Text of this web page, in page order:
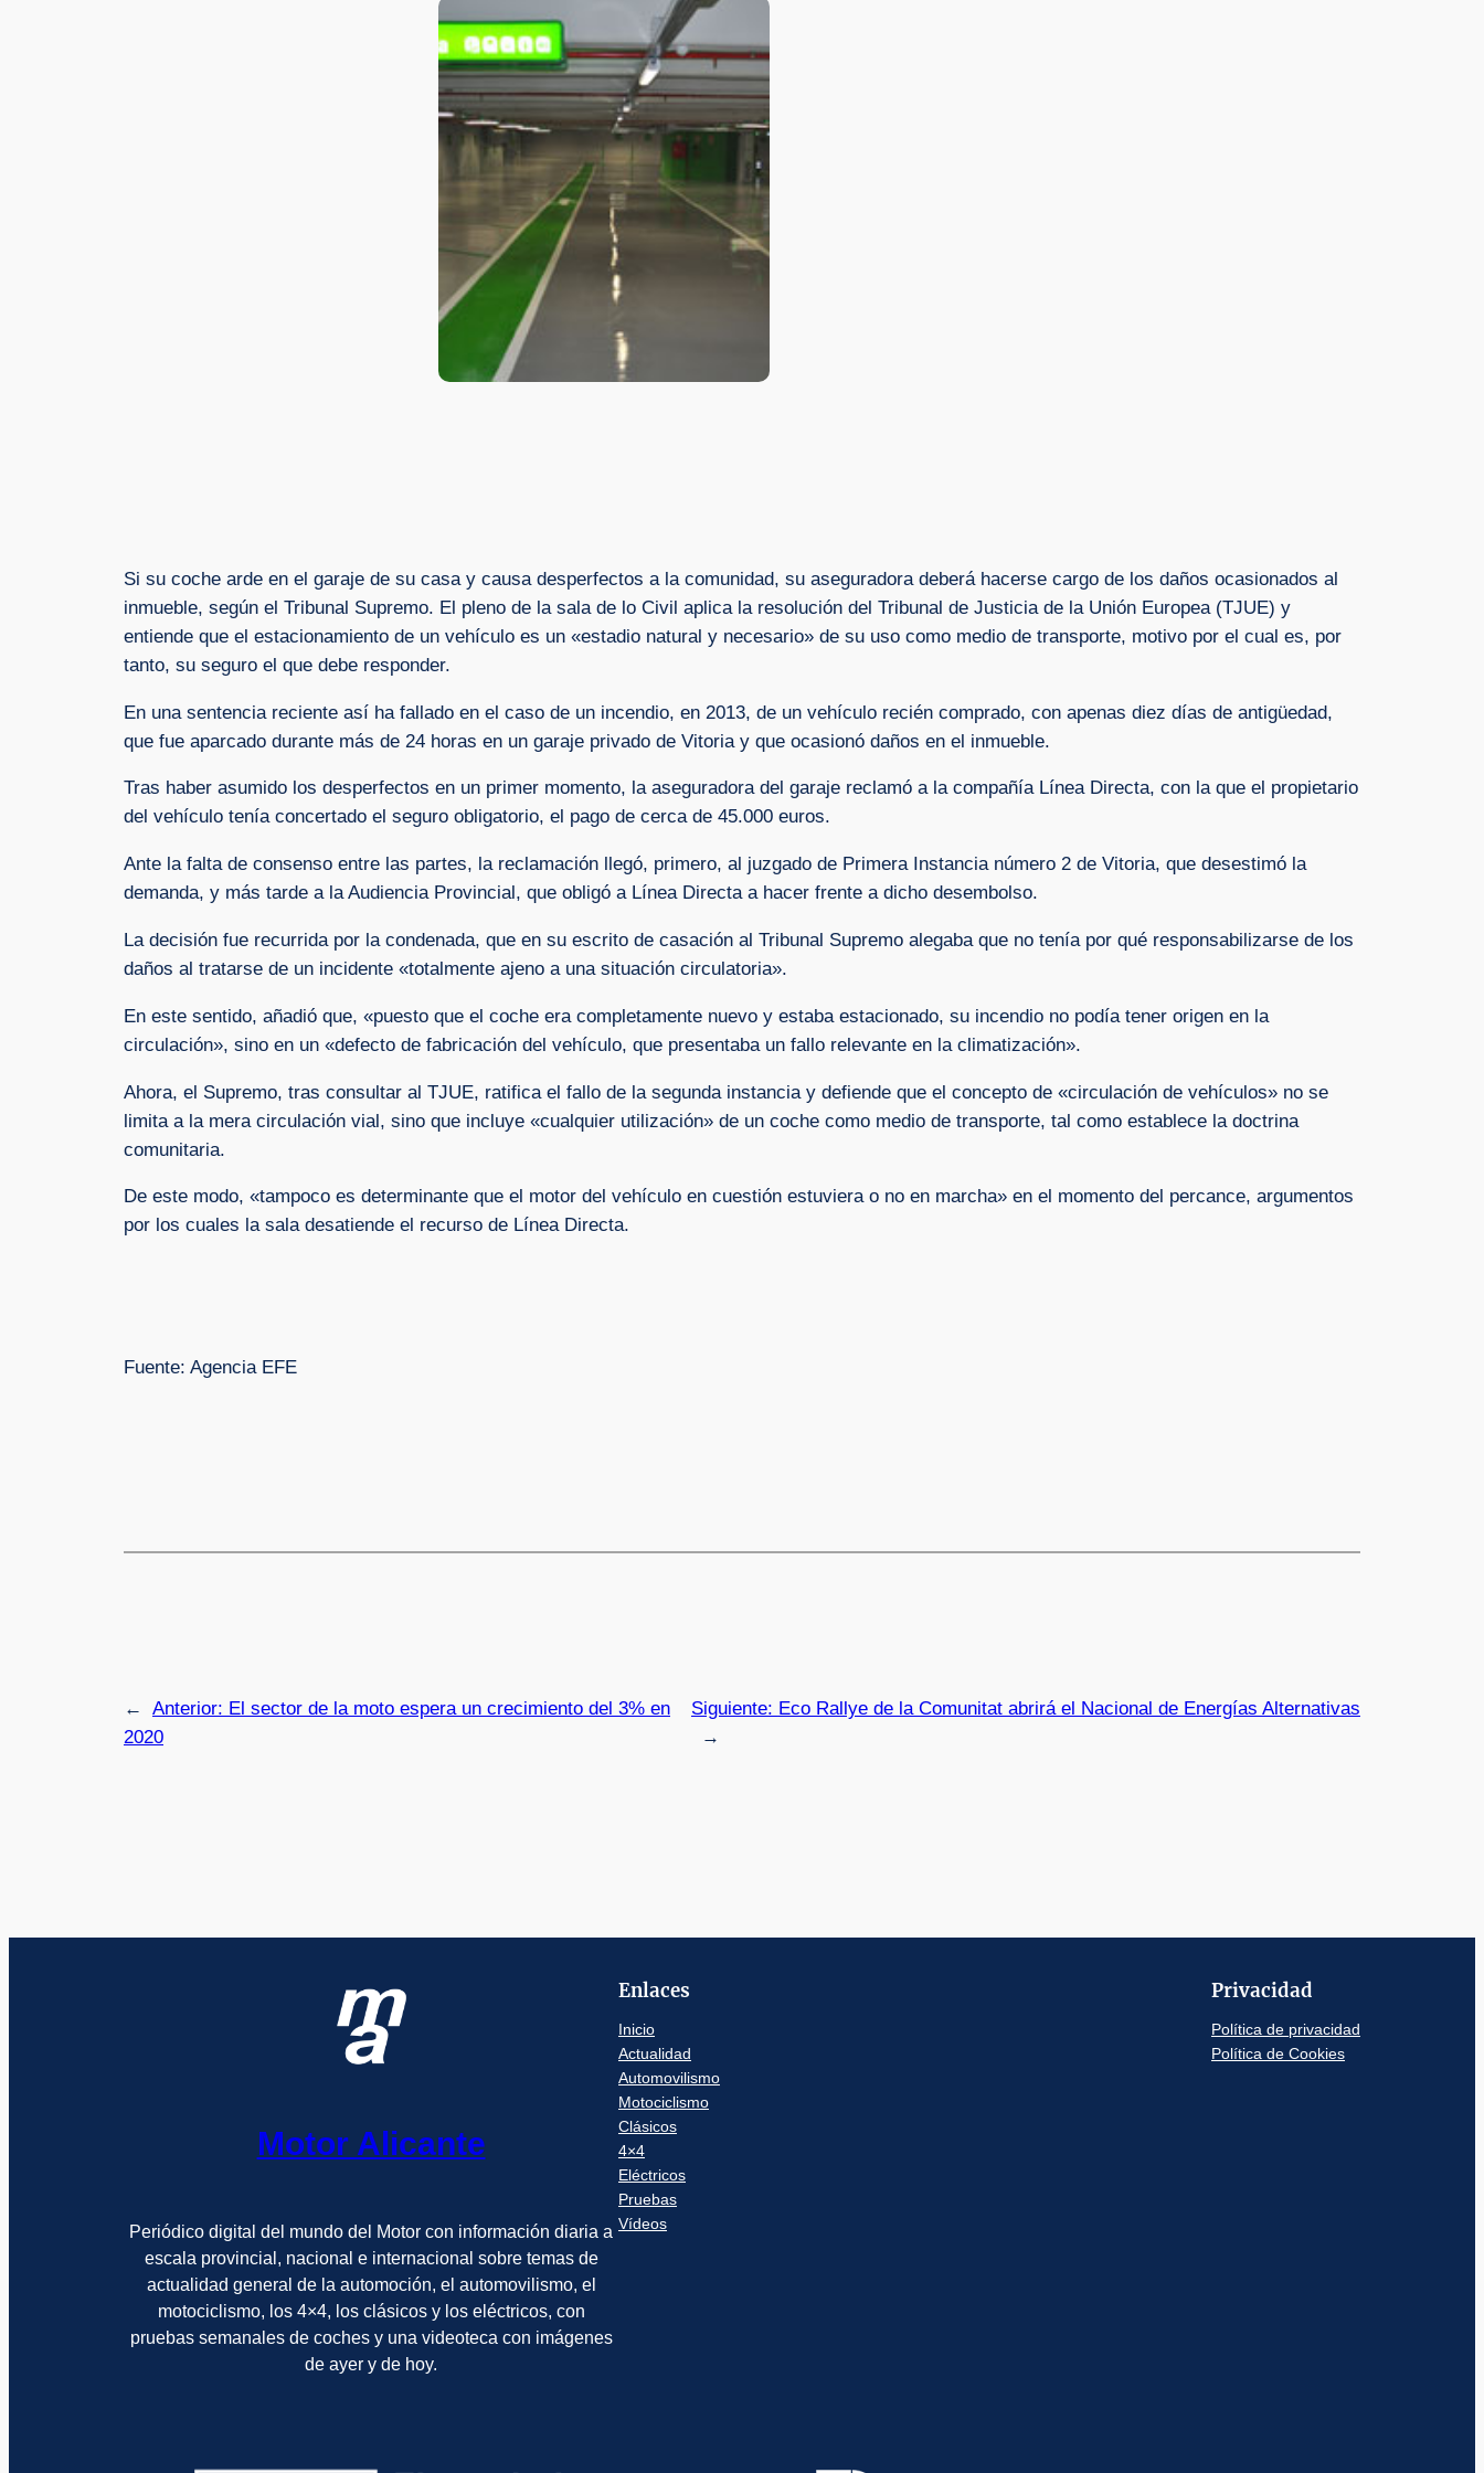
Si su coche arde en el garaje de su casa y causa desperfectos a la comunidad, su aseguradora deberá hacerse cargo de los daños ocasionados al
inmueble, según el Tribunal Supremo. El pleno de la sala de lo Civil aplica la resolución del Tribunal de Justicia de la Unión Europea (TJUE) y
entiende que el estacionamiento de un vehículo es un «estadio natural y necesario» de su uso como medio de transporte, motivo por el cual es, por
tanto, su seguro el que debe responder.
En una sentencia reciente así ha fallado en el caso de un incendio, en 2013, de un vehículo recién comprado, con apenas diez días de antigüedad,
que fue aparcado durante más de 24 horas en un garaje privado de Vitoria y que ocasionó daños en el inmueble.
Tras haber asumido los desperfectos en un primer momento, la aseguradora del garaje reclamó a la compañía Línea Directa, con la que el propietario
del vehículo tenía concertado el seguro obligatorio, el pago de cerca de 45.000 euros.
Ante la falta de consenso entre las partes, la reclamación llegó, primero, al juzgado de Primera Instancia número 2 de Vitoria, que desestimó la
demanda, y más tarde a la Audiencia Provincial, que obligó a Línea Directa a hacer frente a dicho desembolso.
La decisión fue recurrida por la condenada, que en su escrito de casación al Tribunal Supremo alegaba que no tenía por qué responsabilizarse de los
daños al tratarse de un incidente «totalmente ajeno a una situación circulatoria».
En este sentido, añadió que, «puesto que el coche era completamente nuevo y estaba estacionado, su incendio no podía tener origen en la
circulación», sino en un «defecto de fabricación del vehículo, que presentaba un fallo relevante en la climatización».
Ahora, el Supremo, tras consultar al TJUE, ratifica el fallo de la segunda instancia y defiende que el concepto de «circulación de vehículos» no se
limita a la mera circulación vial, sino que incluye «cualquier utilización» de un coche como medio de transporte, tal como establece la doctrina
comunitaria.
De este modo, «tampoco es determinante que el motor del vehículo en cuestión estuviera o no en marcha» en el momento del percance, argumentos
por los cuales la sala desatiende el recurso de Línea Directa.
Fuente: Agencia EFE
← Anterior: El sector de la moto espera un crecimiento del 3% en
2020
Siguiente: Eco Rallye de la Comunitat abrirá el Nacional de Energías Alternativas
→
Motor Alicante
Periódico digital del mundo del Motor con información diaria a
escala provincial, nacional e internacional sobre temas de
actualidad general de la automoción, el automovilismo, el
motociclismo, los 4×4, los clásicos y los eléctricos, con
pruebas semanales de coches y una videoteca con imágenes
de ayer y de hoy.
Enlaces
Inicio
Actualidad
Automovilismo
Motociclismo
Clásicos
4×4
Eléctricos
Pruebas
Vídeos
Privacidad
Política de privacidad
Política de Cookies